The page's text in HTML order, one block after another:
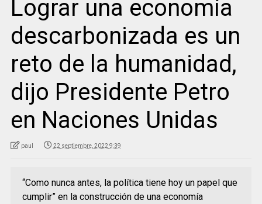
Lograr una economía
descarbonizada es un
reto de la humanidad,
dijo Presidente Petro
en Naciones Unidas
paul 22 septiembre, 2022 9:39
“Como nunca antes, la política tiene hoy un papel que
cumplir” en la construcción de una economía